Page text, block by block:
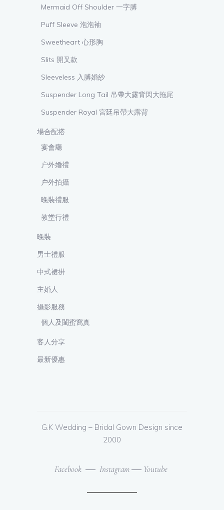
Mermaid Off Shoulder 一字膊
Puff Sleeve 泡泡袖
Sweetheart 心形胸
Slits 開叉款
Sleeveless 入膊婚紗
Suspender Long Tail 吊帶大露背閃大拖尾
Suspender Royal 宮廷吊帶大露背
場合配搭
宴會廳
户外婚禮
户外拍攝
晚裝禮服
教堂行禮
晚裝
男士禮服
中式裙掛
主婚人
攝影服務
個人及閨蜜寫真
客人分享
最新優惠
G.K Wedding – Bridal Gown Design since
2000
Facebook Instagram Youtube